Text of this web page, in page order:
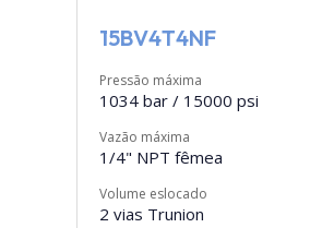
15BV4T4NF
Pressão máxima
1034 bar / 15000 psi
Vazão máxima
1/4" NPT fêmea
Volume eslocado
2 vias Trunion